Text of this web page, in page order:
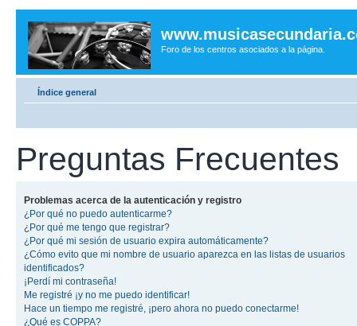
Foro de los centros asociados a la página.
Índice general
Preguntas Frecuentes
Problemas acerca de la autenticación y registro
¿Por qué no puedo autenticarme?
¿Por qué me tengo que registrar?
¿Por qué mi sesión de usuario expira automáticamente?
¿Cómo evito que mi nombre de usuario aparezca en las listas de usuarios
identificados?
¡Perdí mi contraseña!
Me registré ¡y no me puedo identificar!
Hace un tiempo me registré, ¡pero ahora no puedo conectarme!
¿Qué es COPPA?